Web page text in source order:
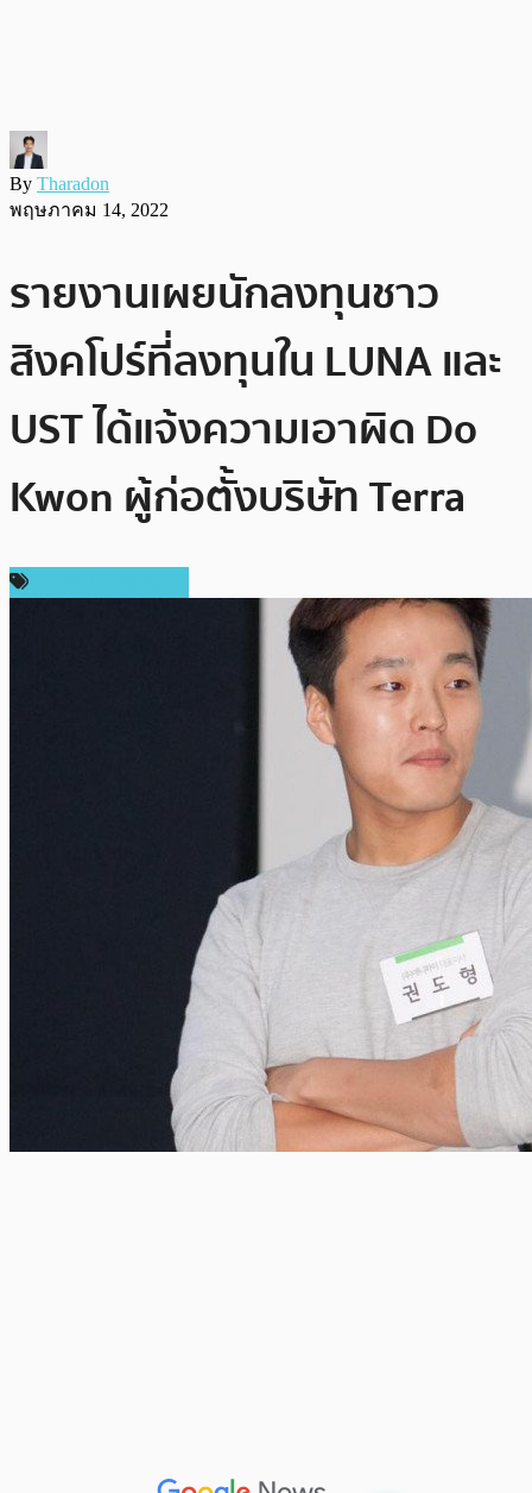
By Tharadon
พฤษภาคม 14, 2022
รายงานเผยนักลงทุนชาว
สิงคโปร์ที่ลงทุนใน LUNA และ
UST ได้แจ้งความเอาผิด Do
Kwon ผู้ก่อตั้งบริษัท Terra